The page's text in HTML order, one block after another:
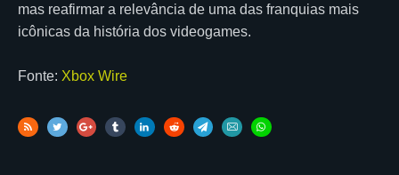
mas reafirmar a relevância de uma das franquias mais
icônicas da história dos videogames.
Fonte: Xbox Wire